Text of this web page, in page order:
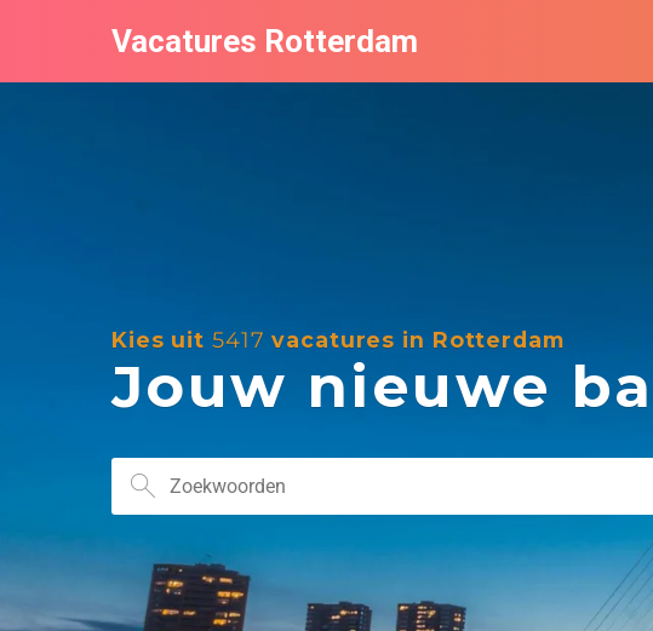
Vacatures Rotterdam
Kies uit 5417 vacatures in Rotterdam
Jouw nieuwe